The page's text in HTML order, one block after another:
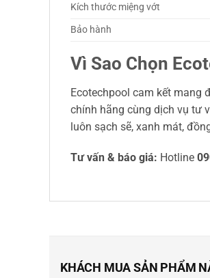
Kích thước miệng vớt
Bảo hành
Vì Sao Chọn
Ecotechpool cam kết mang
chính hãng cùng dịch vụ tư
luôn sạch sẽ, xanh mát,
Tư vấn & báo giá: Hotline
KHÁCH MUA SẢN PHẨM